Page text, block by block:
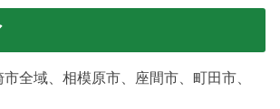
全域、相模原市、座間市、町田市、